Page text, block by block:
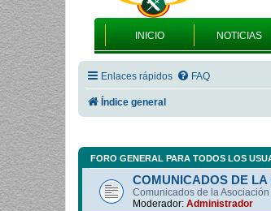
INICIO NOTICIAS
Enlaces rápidos FAQ
Índice general
FORO GENERAL PARA TODOS LOS
COMUNICADOS DE
Comunicados de la
Moderador: Administrador